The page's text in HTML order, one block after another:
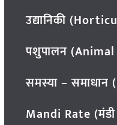
उद्यानिकी
पशुपालन
समस्या –
Mandi Rate